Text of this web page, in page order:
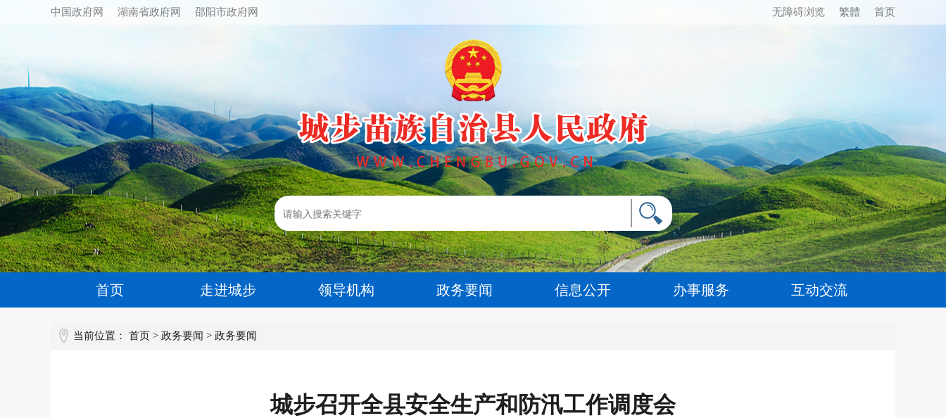
中国政府网 湖南省政府网 邵阳市政府网 首页
繁體
无障碍浏览
首页 走进城步 领导机构 政务要闻 信息公开 办事服务 互动交流
当前位置： 首页 > 政务要闻 > 政务要闻
城步召开全县安全生产和防汛工作调度会